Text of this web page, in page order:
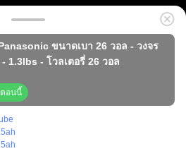
ขนาดเบา 26 วอล - วงจร
1.3lbs - โวลเตอรี่ 26 วอล
อนนี้